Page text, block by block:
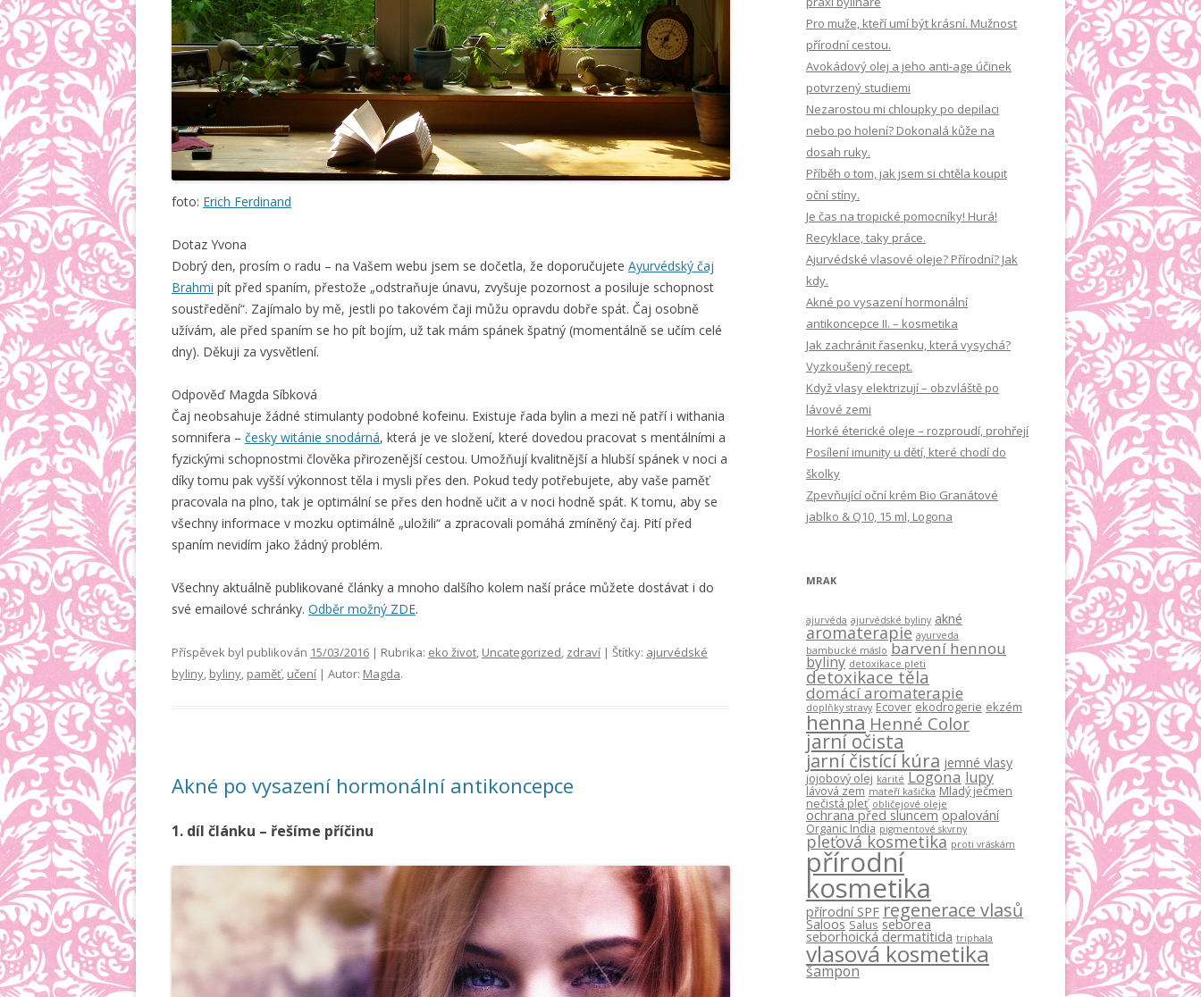
foto: Erich Ferdinand
Dotaz Yvona
Dobrý den, prosím o radu – na Vašem webu jsem se dočetla, že doporučujete Ayurvédský čaj
Brahmi pít před spaním, přestože „odstraňuje únavu, zvyšuje pozornost a posiluje schopnost
soustředění“. Zajímalo by mě, jestli po takovém čaji můžu opravdu dobře spát. Čaj osobně
užívám, ale před spaním se ho pít bojím, už tak mám spánek špatný (momentálně se učím celé
dny). Děkuji za vysvětlení.
Odpověď Magda Síbková
Čaj neobsahuje žádné stimulanty podobné kofeinu. Existuje řada bylin a mezi ně patří i withania
somnifera – česky witánie snodárná, která je ve složení, které dovedou pracovat s mentálními a
fyzickými schopnostmi člověka přirozenější cestou. Umožňují kvalitnější a hlubší spánek v noci a
díky tomu pak vyšší výkonnost těla i mysli přes den. Pokud tedy potřebujete, aby vaše paměť
pracovala na plno, tak je optimální se přes den hodně učit a v noci hodně spát. K tomu, aby se
všechny informace v mozku optimálně „uložili“ a zpracovali pomáhá zmíněný čaj. Pití před
spaním nevidím jako žádný problém.
Všechny aktuálně publikované články a mnoho dalšího kolem naší práce můžete dostávat i do
své emailové schránky. Odběr možný ZDE.
Příspěvek byl publikován 15/03/2016 | Rubrika: eko život, Uncategorized, zdraví | Štítky: ajurvédské
byliny, byliny, paměť, učení | Autor: Magda.
Akné po vysazení hormonální antikoncepce
1. díl článku – řešíme příčinu
á
Pro muže, kteří umí být krásní. Mužnost
přírodní cestou.
Avokádový olej a jeho anti-age účinek
potvrzený studiemi
Nezarostou mi chloupky po depilaci
nebo po holení? Dokonalá kůže na
dosah ruky.
Příběh o tom, jak jsem si chtěla koupit
oční stíny.
Je čas na tropické pomocníky! Hurá!
Recyklace, taky práce.
Ajurvédské vlasové oleje? Přírodní? Jak
kdy.
Akné po vysazení hormonální
antikoncepce II. – kosmetika
Jak zachránit řasenku, která vysychá?
Vyzkoušený recept.
Když vlasy elektrizují – obzvláště po
lávové zemi
Horké éterické oleje – rozproudí, prohřejí
Posílení imunity u dětí, které chodí do
školky
Zpevňující oční krém Bio Granátové
jablko & Q10, 15 ml, Logona
MRAK
ajurvéda ajurvédské byliny akné
aromaterapie ayurveda
bambucké máslo barvení hennou
byliny detoxikace pleti
detoxikace těla
domácí aromaterapie
doplňky stravy Ecover ekodrogerie ekzém
henna Henné Color
jarní očista
jarní čistící kúra jemné vlasy
jojobový olej karité Logona lupy
lávová zem mateří kašička Mladý ječmen
nečistá pleť obličejové oleje
ochrana před sluncem opalování
Organic India pigmentové skvrny
pleťová kosmetika proti vráskám
přírodní
kosmetika
přírodní SPF regenerace vlasů
Saloos Salus seborea
seborhoická dermatitida triphala
vlasová kosmetika
šampon